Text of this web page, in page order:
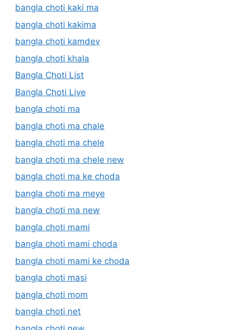
bangla choti kaki ma
bangla choti kakima
bangla choti kamdev
bangla choti khala
Bangla Choti List
Bangla Choti Live
bangla choti ma
bangla choti ma chale
bangla choti ma chele
bangla choti ma chele new
bangla choti ma ke choda
bangla choti ma meye
bangla choti ma new
bangla choti mami
bangla choti mami choda
bangla choti mami ke choda
bangla choti masi
bangla choti mom
bangla choti net